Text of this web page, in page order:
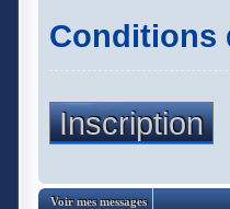
Conditions
Inscription
Voir mes messages